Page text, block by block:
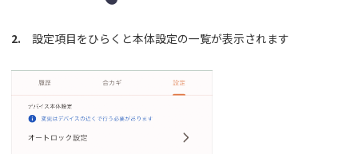
2. 設定項目をひらくと本体設定の一覧が表示されます